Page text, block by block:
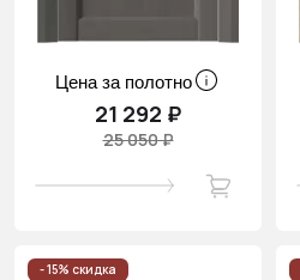
Цена за полотно
21 292 ₽
25 050 ₽
- 15% скидка